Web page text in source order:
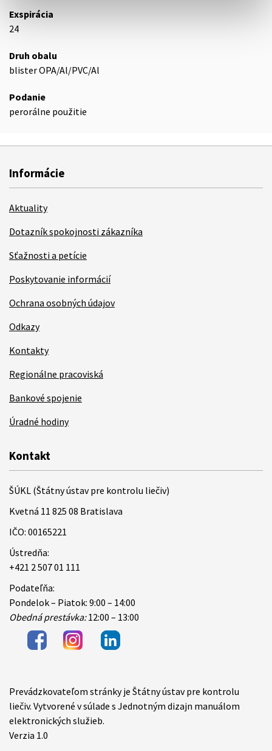
Exspirácia
24
Druh obalu
blister OPA/Al/PVC/Al
Podanie
perorálne použitie
Informácie
Aktuality
Dotazník spokojnosti zákazníka
Sťažnosti a petície
Poskytovanie informácií
Ochrana osobných údajov
Odkazy
Kontakty
Regionálne pracoviská
Bankové spojenie
Úradné hodiny
Kontakt
ŠÚKL (Štátny ústav pre kontrolu liečiv)
Kvetná 11 825 08 Bratislava
IČO: 00165221
Ústredňa:
+421 2 507 01 111
Podateľňa:
Pondelok – Piatok: 9:00 – 14:00
Obedná prestávka:12:00 – 13:00
Items
Prevádzkovateľom stránky je Štátny ústav pre kontrolu
liečiv. Vytvorené v súlade s Jednotným dizajn manuálom
elektronických služieb.
Verzia 1.0